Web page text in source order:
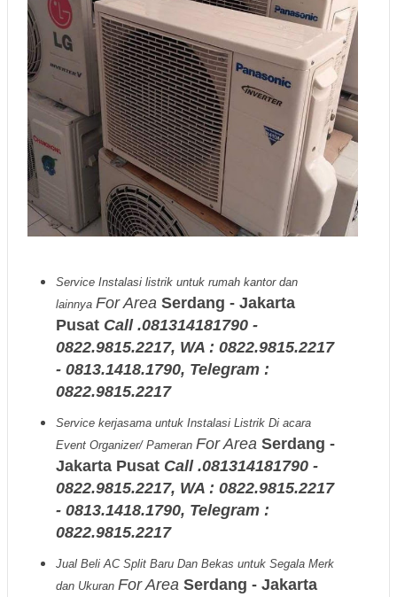
Service Instalasi listrik untuk rumah kantor dan
lainnya For Area Serdang - Jakarta
PusatCall .081314181790 -
0822.9815.2217, WA : 0822.9815.2217
- 0813.1418.1790, Telegram :
0822.9815.2217
Service kerjasama untuk Instalasi Listrik Di acara
Event Organizer/ Pameran For Area Serdang -
Jakarta PusatCall .081314181790 -
0822.9815.2217, WA : 0822.9815.2217
- 0813.1418.1790, Telegram :
0822.9815.2217
Jual Beli AC Split Baru Dan Bekas untuk Segala Merk
dan Ukuran For Area Serdang - Jakarta